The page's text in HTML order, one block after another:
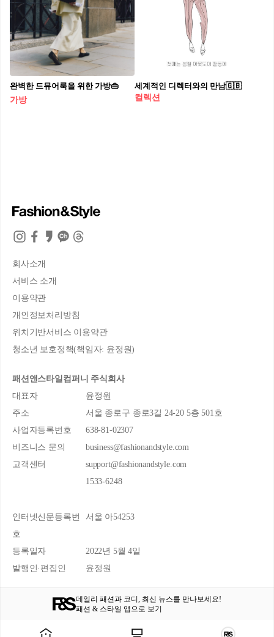
완벽한 드뮤어룩을 위한 가방👜
가방
세계적인 디렉터와의 만남🇬🇧
컬렉션
데일리 패션과 코디, 최신 뉴스를 만나보세요!
패션 & 스타일 앱으로 보기
회사소개
서비스 소개
이용약관
개인정보처리방침
위치기반서비스 이용약관
청소년 보호정책(책임자: 윤정원)
패션앤스타일컴퍼니 주식회사
대표자
윤정원
주소
서울 종로구 종로3길 24-20 5층 501호
사업자등록번호
638-81-02307
비즈니스 문의
business@fashionandstyle.com
고객센터
support@fashionandstyle.com
1533-6248
인터넷신문등록번
호
서울 아54253
등록일자
2022년 5월 4일
발행인·편집인
윤정원